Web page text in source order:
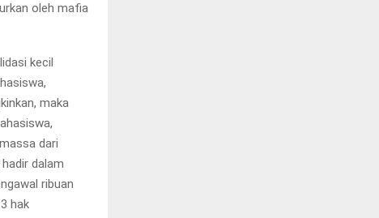
oleh mafia
kecil
maka
dari
dalam
ribuan
hak